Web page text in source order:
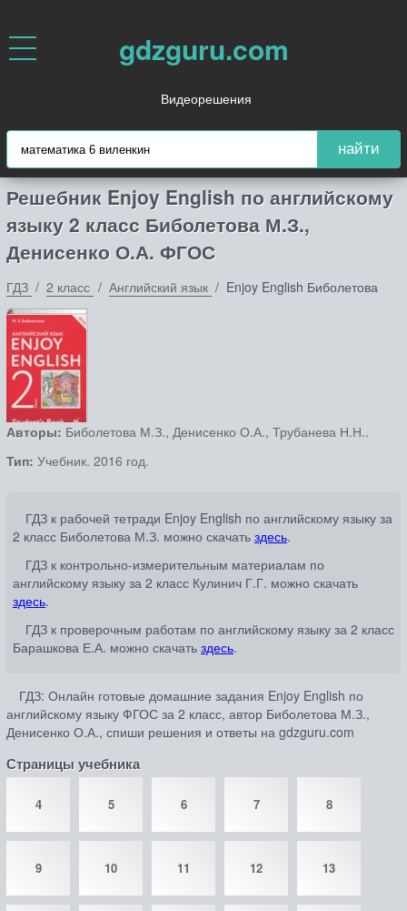
gdzguru.com
Видеорешения
найти
Решебник Enjoy English по английскому
языку 2 класс Биболетова М.З.,
Денисенко О.А. ФГОС
ГДЗ 2 класс Английский язык Enjoy English Биболетова
Авторы: Биболетова М.З., Денисенко О.А., Трубанева Н.Н..
Тип: Учебник. 2016 год.
ГДЗ к рабочей тетради Enjoy English по английскому языку за
2 класс Биболетова М.З. можно скачать здесь.
ГДЗ к контрольно-измерительным материалам по
английскому языку за 2 класс Кулинич Г.Г. можно скачать
здесь.
ГДЗ к проверочным работам по английскому языку за 2 класс
Барашкова Е.А. можно скачать здесь.
ГДЗ: Онлайн готовые домашние задания Enjoy English по
английскому языку ФГОС за 2 класс, автор Биболетова М.З.,
Денисенко О.А., спиши решения и ответы на gdzguru.com
Страницы учебника
4 5 6 7 8
9 10 11 12 13